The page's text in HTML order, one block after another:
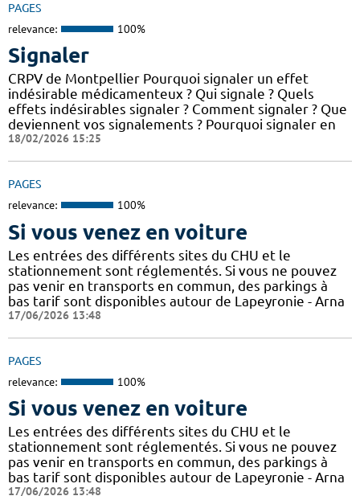
PAGES
relevance: 100%
Signaler
CRPV de Montpellier Pourquoi signaler un effet
indésirable médicamenteux ? Qui signale ? Quels
effets indésirables signaler ? Comment signaler ? Que
deviennent vos signalements ? Pourquoi signaler en
18/02/2026 15:25
PAGES
relevance: 100%
Si vous venez en voiture
Les entrées des différents sites du CHU et le
stationnement sont réglementés. Si vous ne pouvez
pas venir en transports en commun, des parkings à
bas tarif sont disponibles autour de Lapeyronie - Arna
17/06/2026 13:48
PAGES
relevance: 100%
Si vous venez en voiture
Les entrées des différents sites du CHU et le
stationnement sont réglementés. Si vous ne pouvez
pas venir en transports en commun, des parkings à
bas tarif sont disponibles autour de Lapeyronie - Arna
17/06/2026 13:48